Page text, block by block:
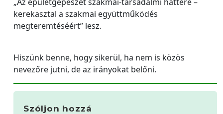
kerekasztal a szakmai együttműködés
megteremtéséért” lesz.
Hiszünk benne, hogy sikerül, ha nem is közös
nevezőre jutni, de az irányokat belőni.
Szóljon hozzá